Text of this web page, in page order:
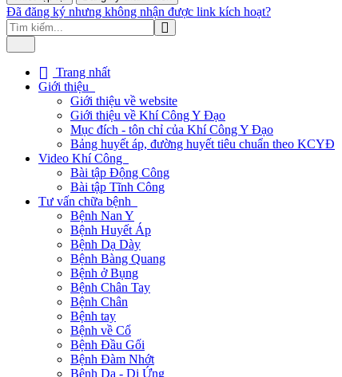
Đã đăng ký nhưng không nhận được link kích hoạt?
Trang nhất
Giới thiệu
Giới thiệu về website
Giới thiệu về Khí Công Y Đạo
Mục đích - tôn chỉ của Khí Công Y Đạo
Bảng huyết áp, đường huyết tiêu chuẩn theo KCYĐ
Video Khí Công
Bài tập Động Công
Bài tập Tĩnh Công
Tư vấn chữa bệnh
Bệnh Nan Y
Bệnh Huyết Áp
Bệnh Dạ Dày
Bệnh Bàng Quang
Bệnh ở Bụng
Bệnh Chân Tay
Bệnh Chân
Bệnh tay
Bệnh về Cổ
Bệnh Đầu Gối
Bệnh Đàm Nhớt
Bệnh Da - Dị Ứng